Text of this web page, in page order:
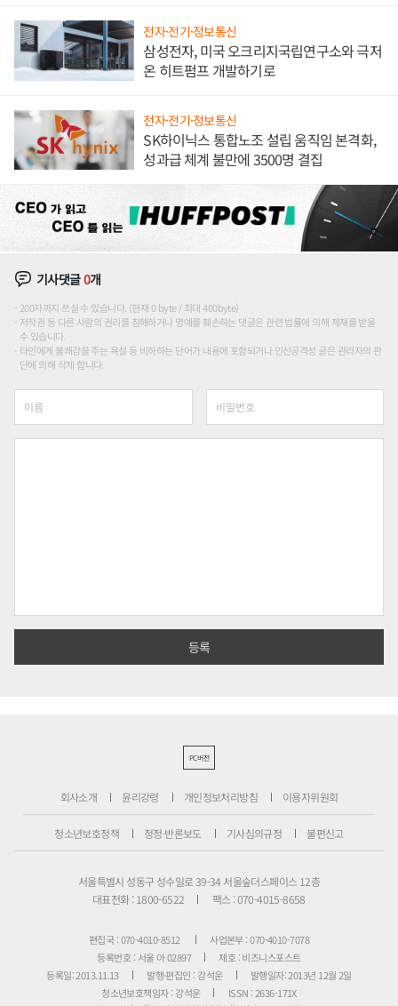
전자·전기·정보통신
삼성전자, 미국 오크리지국립연구소와 극저
온 히트펌프 개발하기로
전자·전기·정보통신
SK하이닉스 통합노조 설립 움직임 본격화,
성과급 체계 불만에 3500명 결집
기사댓글0개
200자까지 쓰실 수 있습니다. (현재 0 byte / 최대 400byte)
저작권 등 다른 사람의 권리를 침해하거나 명예를 훼손하는 댓글은 관련 법률에 의해 제재를 받을
수 있습니다.
타인에게 불쾌감을 주는 욕설 등 비하하는 단어가 내용에 포함되거나 인신공격성 글은 관리자의 판
단에 의해 삭제 합니다.
PC버전
회사소개 윤리강령 개인정보처리방침 이용자위원회
청소년보호정책 정정·반론보도 기사심의규정 불편신고
서울특별시 성동구 성수일로 39-34 서울숲더스페이스 12층
대표전화 : 1800-6522
팩스 : 070-4015-8658
편집국 : 070-4010-8512
사업본부 : 070-4010-7078
등록번호 : 서울 아 02897
제호 : 비즈니스포스트
등록일: 2013.11.13
발행·편집인 : 강석운
발행일자: 2013년 12월 2일
청소년보호책임자 : 강석운
ISSN : 2636-171X